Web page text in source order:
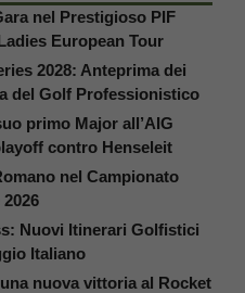
nel Prestigioso PIF
European Tour
2028: Anteprima dei
del Golf Professionistico
primo Major all’AIG
contro Henseleit
nel Campionato
Nuovi Itinerari Golfistici
Italiano
nuova vittoria al Rocket